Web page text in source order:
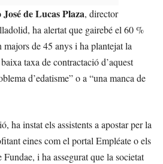
de Lucas Plaza, director
ha alertat que gairebé el 60 %
majors de 45 anys i ha plantejat la
taxa de contractació d’aquest
d’edatisme” o a “una manca de
ha instat els assistents a apostar per la
eines com el portal Empléate o els
i ha assegurat que la societat